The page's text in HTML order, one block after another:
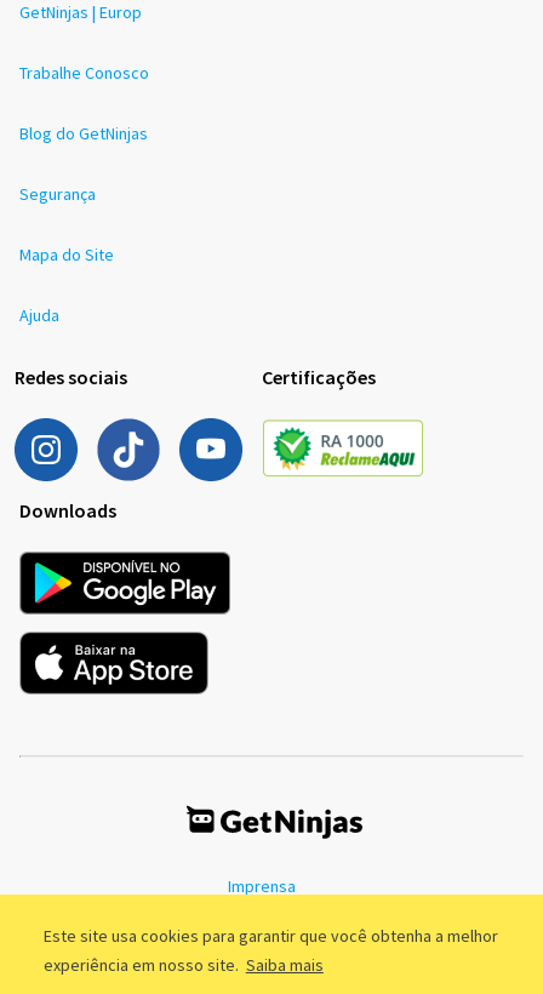
Este site usa cookies para garantir que você obtenha a melhor
experiência em nosso site. Saiba mais
GetNinjas | Europ
Trabalhe Conosco
Blog do GetNinjas
Segurança
Mapa do Site
Ajuda
Redes sociais Certificações
Downloads
Imprensa
Política de Privacidade